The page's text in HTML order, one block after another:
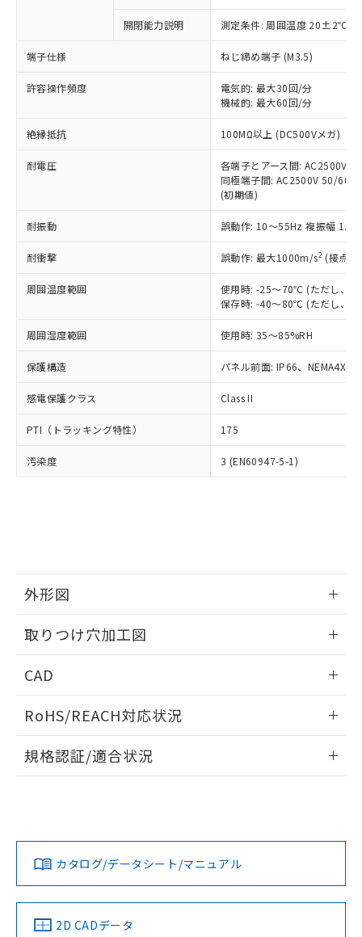
開閉能力説明 測定条件: 周囲温度 20±2℃、
端子仕様 ねじ締め端子 (M3.5)
許容操作頻度
電気的: 最大30回/分
機械的: 最大60回/分
絶縁抵抗 100MΩ以上 (DC500Vメガ)
耐電圧
各端子とアース間: AC2500V
同極端子間: AC2500V 50/
(初期値)
耐振動 誤動作: 10～55Hz 複振幅
耐衝撃 誤動作: 最大1000m/s2 (接点
周囲温度範囲
使用時: -25～70℃ (ただし、氷
保存時: -40～80℃ (ただし、氷
周囲湿度範囲 使用時: 35～85%RH
保護構造 パネル前面: IP66、NEMA4X,
感電保護クラス Class II
PTI（トラッキング特性） 175
汚染度 3 (EN60947-5-1)
外形図
取りつけ穴加工図
CAD
ドすることができます。
ログイン/会員登録
ダウンロードデータをご利用いただく前に、以下を必ずお読
みください。
ソフトウェアの使用条件
RoHS/REACH対応状況
EU RoHS 注意事項・凡例
対応済み
中国 RoHS 注意事項・凡例
規格認証/適合状況
LR型式承認
（イギリス
船舶規格）
DNV型式承認
（ノルウェー
BV型式承認
（フランス
KR型式
（韓国
カタログ/データシート/マニュアル
2D CADデータ
以下の条件をお読みいただき、同意のうえ
本サービスは、当社制御機器事業取扱
商品の当社在庫状況および標準価格
(税抜)を提供させていただくもので
当社制御機器事業取扱商品の中には、
本サービスの対象外となる商品もある
ことをご了承ください。
在庫状況および標準価格照会結果は、
記載している更新日時点での社内デー
タに基づき作成されるものであり、閲
覧された時点での実際の在庫および標
準価格とは異なる場合があることをご
正式な納期状況および標準価格はお客
様のお取引先、またはお客様担当のオ
ムロン制御機器販売店・当社販売員に
オムロン制御機器販売店や当社販売拠
販売ネットワーク
」をご確認
ください。
在庫状況および標準価格結果を当社の
事前の承諾なく第三者に漏洩または開
示しないようお願いします。
マイパーツ機能（部品リスト作成サー
および当社の共同利用者が、当社の製
※当社の共同利用者とは、
の共同利用に関して"
の「1.共同利
対応予定なし：EU RoHS指令（10物質）の
定はありません。
調査・確認中：EU RoHS指令（10物質）の
非含有の対応状況を調査中または確認中の
非該当品：ライセンス料など無形物で、有
害物質有無と関係のない商品です。
仕入先様の事情により、非含有部品として
いたものが、含有品と判明した場合などや
むを得ず変更することがあります。
鉛(Pb) 1000ppm以下、 水銀(Hg) 1000ppm以下、 カド
六価クロム(Cr(Ⅵ)) 1000ppm以下、ポリ臭化ビフェニル
類(PBB) 1000ppm以下、ポリ臭化ジフェニルエーテル類
(PBDE) 1000ppm以下、フタル酸ビス(2-エチルヘキシ
ル) (DEHP)(別名：DOP) 1000ppm以下、フタル酸ブチ
ルベンジル（BBP） 1000ppm以下、フタル酸ジブチル
（DBP） 1000ppm以下、フタル酸ジイソブチル
(DIBP) 1000ppm以下
但し、RoHS指令で産業用監視および制御機器に対する
フタル酸エステル類の４物質については閾値を超える意
図的な使用がないことを確認しています。
※2 対応予定月
部品在庫の切り替え状況などにより、予定
月が前後することがあります。
とができます。
EU RoHS指令（10物質）の非含有証明書
ものではありません。
また、RoHS指令のフタル酸エステル類４
物質の対応では、対応完了までの期間は出
荷製品に未対応品が混在することから備考
欄に対応日を記載しておりました。
※1 中国RoHS○×表
「○」：最大均質材料含有率が中国RoHSの
基準値以下であることを示します。
「×」：最大均質材料含有率が中国RoHSの
基準値を超えていることを示します。
「－」：未確認です。当社販売部門へお問
Cr(Ⅵ)(六価クロム) : 1000ppm、 PBBs(ポリ臭化ビフェ
ニル類) : 1000ppm、 PBDEs(ポリ臭化ジフェニルエーテ
ル類) : 1000ppm、
DBP(フタル酸ジブチル) : 1000ppm、 DIBP(フタル酸ジ
イソブチル) : 1000ppm、 BBP(フタル酸ブチルベンジ
ル) : 1000ppm、
※2 環境保護使用期限
「ｅ」：有害物質（10物質）のすべてが基
準値以下であることを示します。
「10」：通常の使用状況下において有害物
質が外部に漏えいし、環境に深刻な影響を
当社は、これら貴社製品のうち、外国
為替および外国貿易法に定める商品
（以下｢規制貨物等」という）を輸出
または国外への提供する場合は、日本
国政府の輸出許可(または役務取引許
可)を取得するなどの必要な手続きを
当社は規制貨物を破棄する場合は、完
全に破砕するなど、違法に輸出されな
いよう必要な手段を講じます。
当社は貴社製品を、核兵器、ミサイ
ル、化学兵器、生物兵器またはその他
武器並びにこれらの製造装置等に一切
使用いたしません。
当社は、貴社製品を第三者に販売する
場合は、上記1、2および3の内容を当
該第三者に通知します。また当社は、
販売先および販売に係わる関係者が違
法に輸出するおそれがある場合は、取
○ 一定数以上の在庫あり
一定数には満たないが在庫あり
在庫なし(最新の在庫状況につ
いては、お客様のお取引先、ま
たはお客様担当のオムロン制御
機器販売店・当社販売員にご確
認ください)
受注生産機種、また在庫状況の